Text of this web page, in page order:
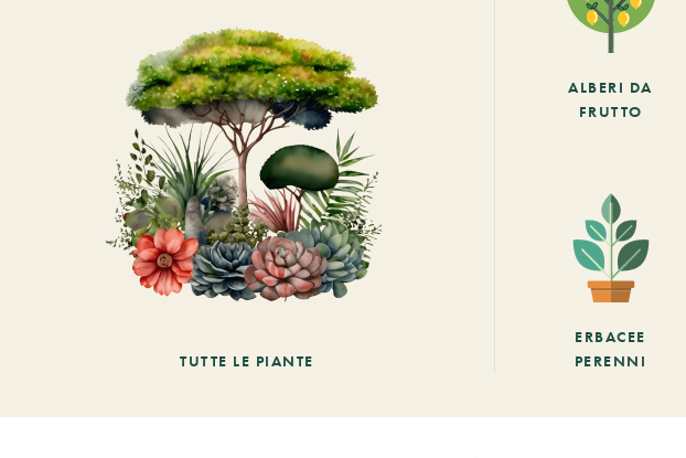
TUTTE LE PIANTE
ALBERI DA
FRUTTO
ERBACEE
PERENNI